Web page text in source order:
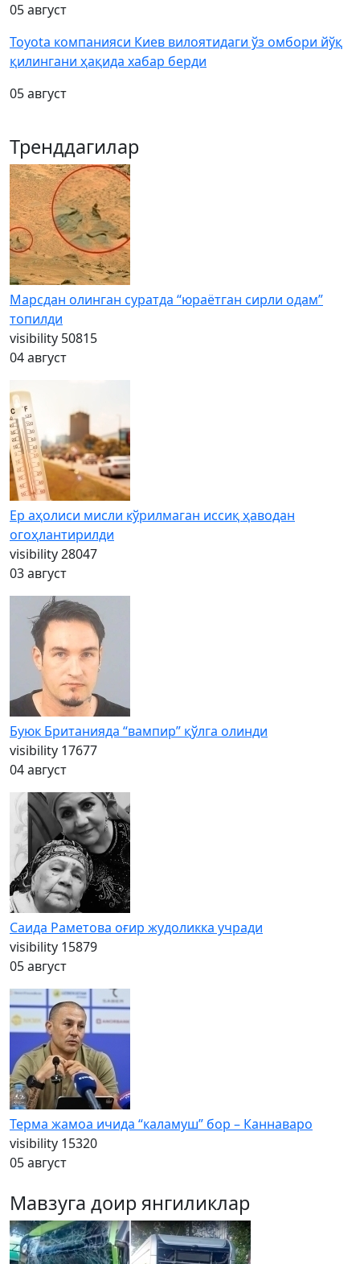
05 август
Toyota компанияси Киев вилоятидаги ўз омбори йўқ
қилингани ҳақида хабар берди
05 август
Тренддагилар
Марсдан олинган суратда “юраётган сирли одам”
топилди
visibility 50815
04 август
Ер аҳолиси мисли кўрилмаган иссиқ ҳаводан
огоҳлантирилди
visibility28047
03 август
Буюк Британияда “вампир” қўлга олинди
visibility 17677
04 август
Саида Раметова оғир жудоликка учради
visibility 15879
05 август
Терма жамоа ичида “каламуш” бор – Каннаваро
visibility 15320
05 август
Мавзуга доир янгиликлар